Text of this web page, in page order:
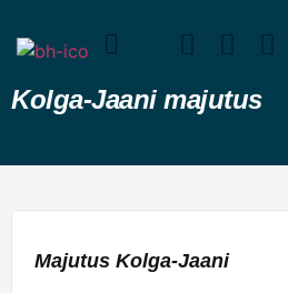
Kolga-Jaani majutus
Majutus Kolga-Jaani